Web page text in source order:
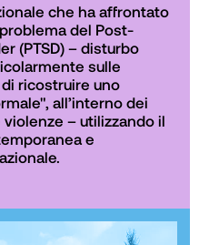
che ha affrontato
del Post-
(PTSD) – disturbo
sulle
ricostruire uno
all’interno dei
– utilizzando il
e